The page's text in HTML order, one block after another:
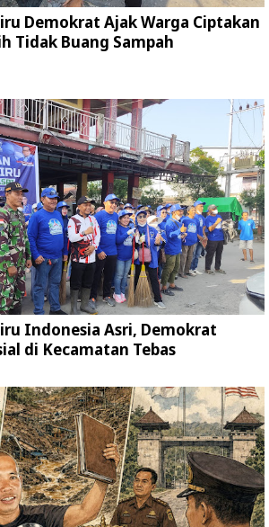
Demokrat Ajak Warga Ciptakan
Tidak Buang Sampah
Indonesia Asri, Demokrat
di Kecamatan Tebas